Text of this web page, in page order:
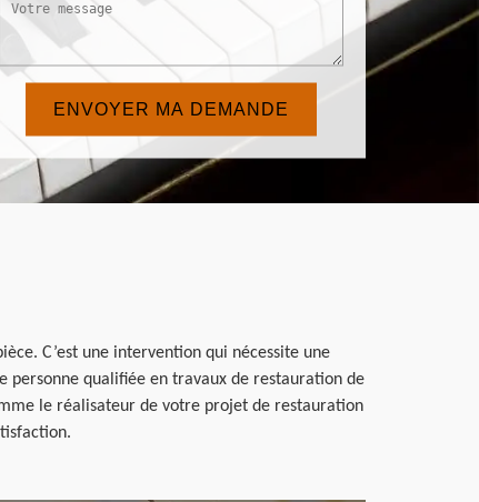
C’est une intervention qui nécessite une
personne qualifiée en travaux de restauration de
le réalisateur de votre projet de restauration